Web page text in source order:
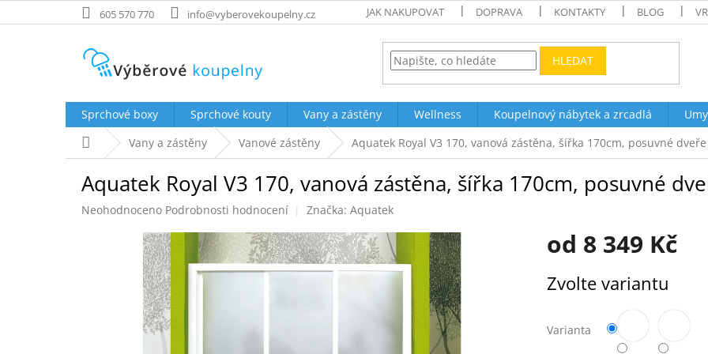
na
605 570 770 info@vyberovekoupelny.cz JAK NAKUPOVAT DOPRAVA KONTAKTY BLOG
HLEDAT
Sprchové boxy Sprchové kouty Vany a zástěny Wellness Koupelnový nábytek a zrcadlá
Domů Vany a zástěny Vanové zástěny Aquatek Royal V3 170, vanová zástěna, šířka 170cm, posuvné dveře
Aquatek Royal V3 170, vanová zástěna, šířka 170cm, posuvné
Průměrné
Neohodnoceno Podrobnosti hodnocení Značka: Aquatek
od 8 349 Kč
cena:
Zvolte variantu
Varianta